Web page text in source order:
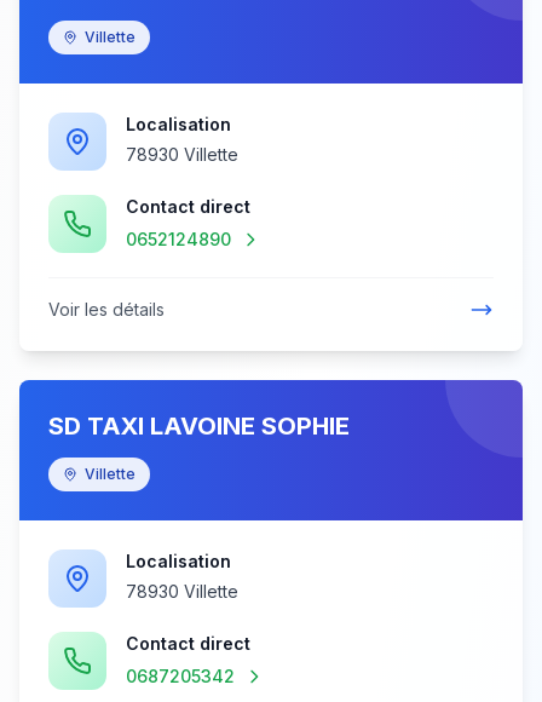
Villette
Localisation
78930 Villette
Contact direct
0652124890
Voir les détails
SD TAXI LAVOINE SOPHIE
Villette
Localisation
78930 Villette
Contact direct
0687205342